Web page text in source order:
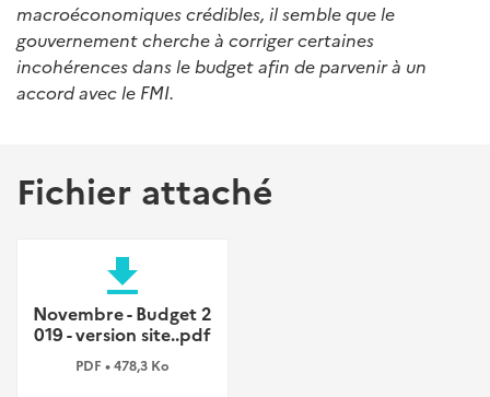
macroéconomiques crédibles, il semble que le
gouvernement cherche à corriger certaines
incohérences dans le budget afin de parvenir à un
accord avec le FMI.
Fichier attaché
file_download
Novembre - Budget 2
019 - version site..pdf
PDF • 478,3 Ko